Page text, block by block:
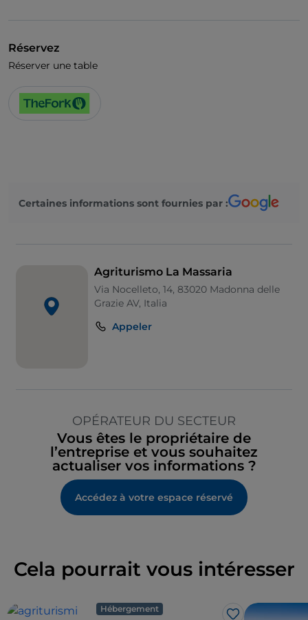
Réservez
Réserver une table
Certaines informations sont fournies par :
Agriturismo La Massaria
Via Nocelleto, 14, 83020 Madonna delle
Grazie AV, Italia
Appeler
OPÉRATEUR DU SECTEUR
Vous êtes le propriétaire de
l’entreprise et vous souhaitez
actualiser vos informations ?
Accédez à votre espace réservé
Cela pourrait vous intéresser
Hébergement